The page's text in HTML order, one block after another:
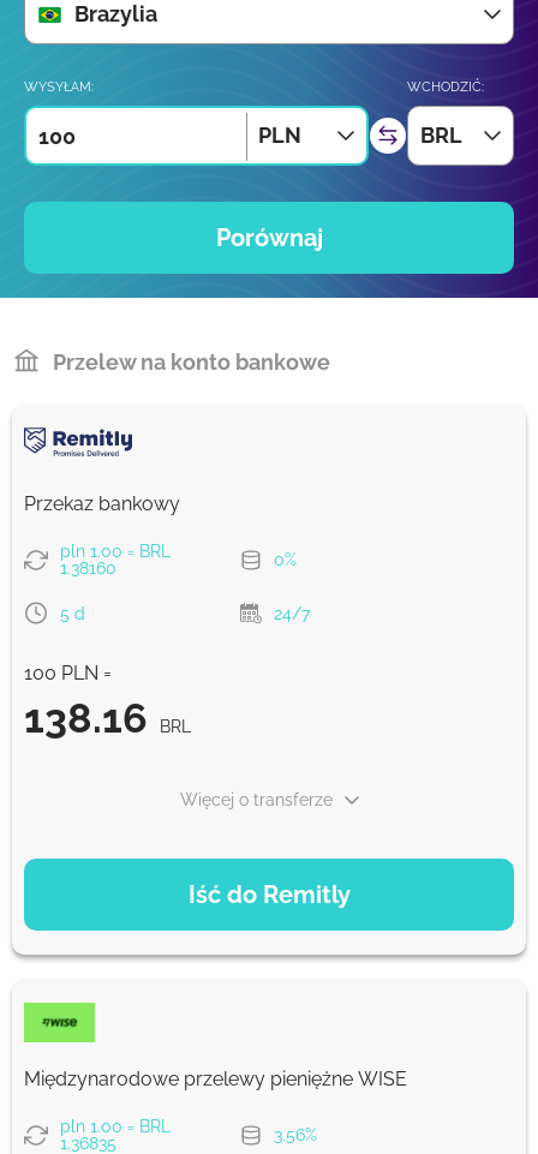
Brazylia
WYSYŁAM:
PLN
WCHODZIĆ:
BRL
Porównaj
Przelew na konto bankowe
Przekaz bankowy
pln 1.00 = BRL
1.38160
0%
5 d 24/7
100 PLN =
138.16 BRL
Iść do Remitly
Więcej o transferze
OPCJE PŁATNOŚCI
138.16 BRL 5 d
138.16 BRL
Prowizja Strumok, zawsze 0%
Międzynarodowe przelewy pieniężne WISE
pln 1.00 = BRL
1.36835
3.56%